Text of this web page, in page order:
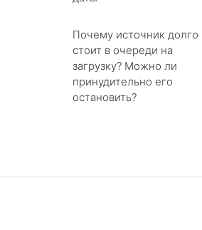
Почему источник долго
стоит в очереди на
загрузку? Можно ли
принудительно его
остановить?